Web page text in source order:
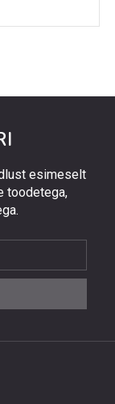
esimeselt
toodetega,